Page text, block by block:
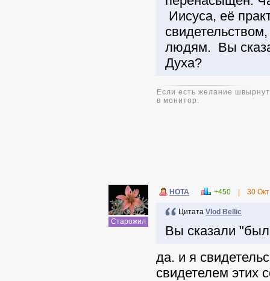
Иисуса, её
людям. Вы
Духа?
Если есть желание
в монитор.
Старожил
НОТА +450 30
Цитата Vlod Bellic
Вы сказали
да. и я
свидетелем этих